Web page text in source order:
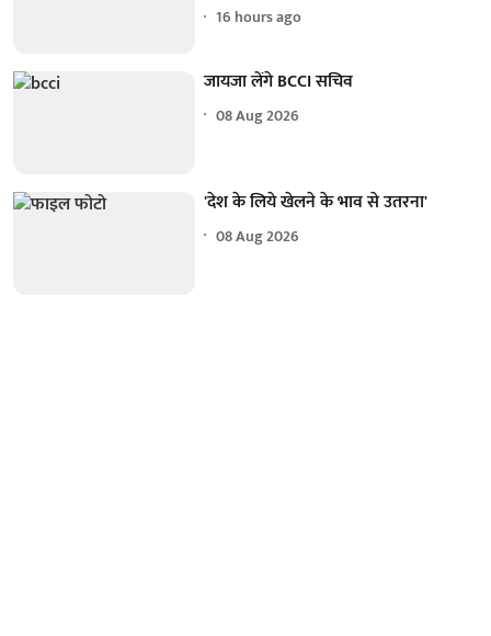
16 hours ago
जायजा लेंगे BCCI सचिव
08 Aug 2026
'देश के लिये खेलने के भाव से उतरना'
08 Aug 2026